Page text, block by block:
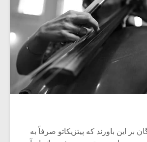
بر این باورند که پیتزیکاتو صرفاً به